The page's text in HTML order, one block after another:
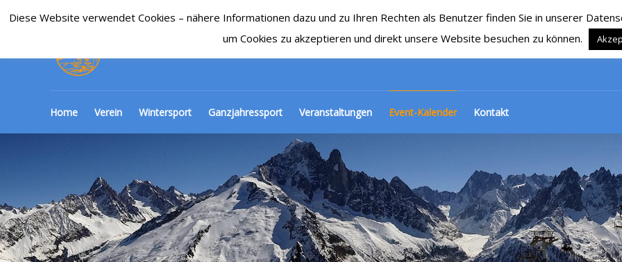
SKI-CLUB CRONENBERG 1929 e.V. Ski, Snowboard und mehr…
Home Verein Wintersport Ganzjahressport Veranstaltungen Event-Kalender Kontakt
Diese Website verwendet Cookies – nähere Informationen dazu und zu Ihren Rechten als Benutzer finden Sie in unserer
um Cookies zu akzeptieren und direkt unsere Website besuchen zu können.